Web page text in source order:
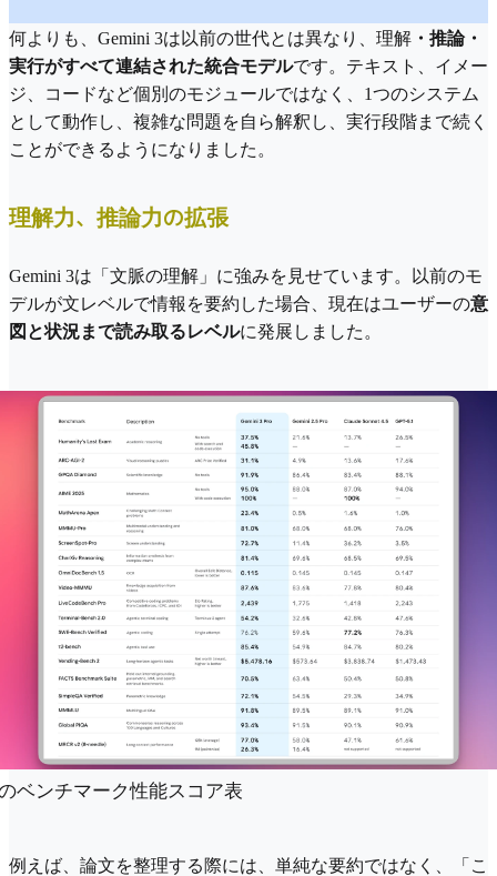
何よりも、Gemini 3は以前の世代とは異なり、理解 ・推論・
実行がすべて連結された統合モデルです。テキスト、イメー
ジ、コードなど個別のモジュールではなく、1つのシステム
として動作し、複雑な問題を自ら解釈し、実行段階まで続く
ことができるようになりました。
理解力、推論力の拡張
Gemini 3は「文脈の理解」に強みを見せています。以前のモ
デルが文レベルで情報を要約した場合、現在はユーザーの意
図と状況まで読み取るレベルに発展しました。
ベンチマーク性能スコア表
例えば、論文を整理する際には、単純な要約ではなく、「こ